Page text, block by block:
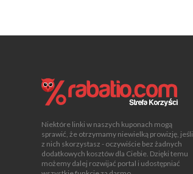
Niektóre linki w naszych kuponach mogą
sprawić, że otrzymamy niewielką prowizję, jeśli
z nich skorzystasz - oczywiście bez żadnych
dodatkowych kosztów dla Ciebie. Dzięki temu
możemy dalej rozwijać portal i udostępniać